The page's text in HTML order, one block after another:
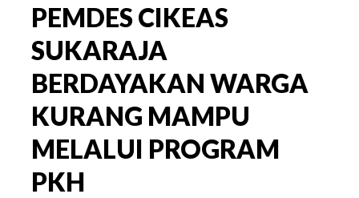
PEMDES CIKEAS
SUKARAJA
BERDAYAKAN WARGA
KURANG MAMPU
MELALUI PROGRAM
PKH